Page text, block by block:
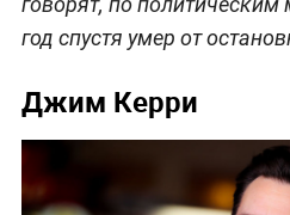
год спустя умер от
Джим Керри